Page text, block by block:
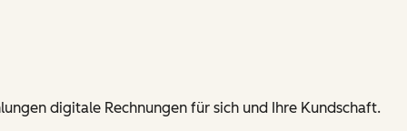
digitale Rechnungen für sich und Ihre Kundschaft.